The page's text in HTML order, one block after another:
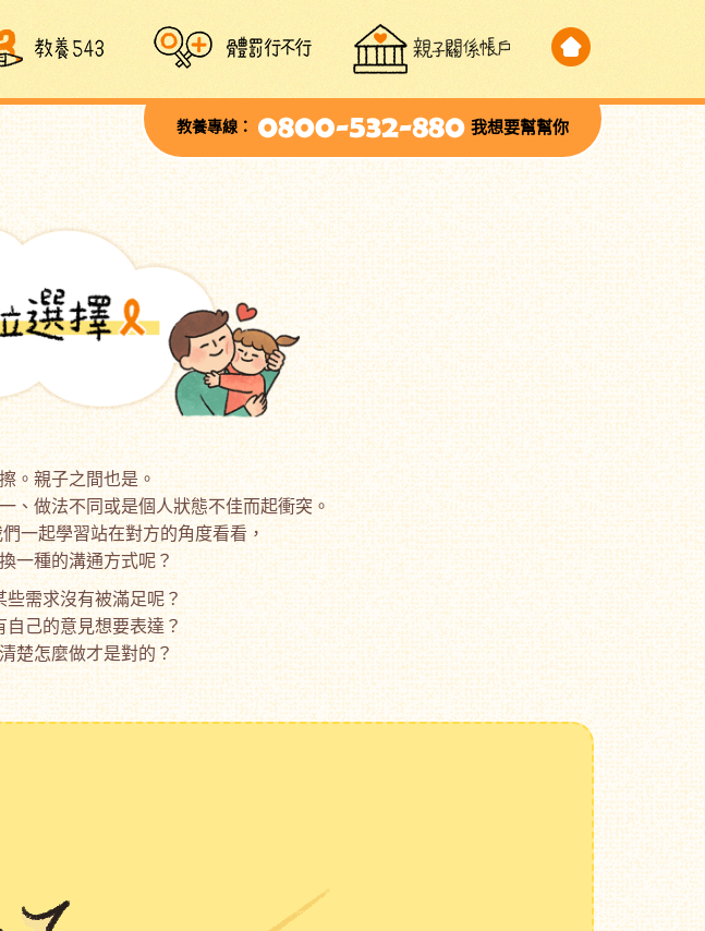
教養專線： 我想要幫幫你
。親子之間也是。
、做法不同或是個人狀態不佳而起衝突。
一起學習站在對方的角度看看，
一種的溝通方式呢？
需求沒有被滿足呢？
自己的意見想要表達？
楚怎麼做才是對的？